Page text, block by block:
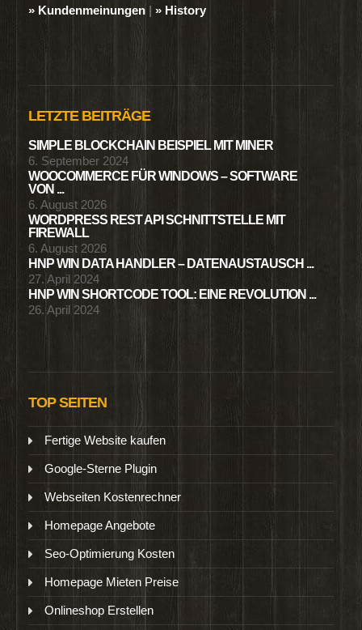
» Kundenmeinungen | » History
LETZTE BEITRÄGE
SIMPLE BLOCKCHAIN BEISPIEL MIT MINER
6. September 2024
WOOCOMMERCE FÜR WINDOWS – SOFTWARE
VON ...
6. August 2026
WORDPRESS REST API SCHNITTSTELLE MIT
FIREWALL
6. August 2026
HNP WIN DATA HANDLER – DATENAUSTAUSCH ...
27. April 2024
HNP WIN SHORTCODE TOOL: EINE REVOLUTION ...
26. April 2024
TOP SEITEN
Fertige Website kaufen
Google-Sterne Plugin
Webseiten Kostenrechner
Homepage Angebote
Seo-Optimierung Kosten
Homepage Mieten Preise
Onlineshop Erstellen